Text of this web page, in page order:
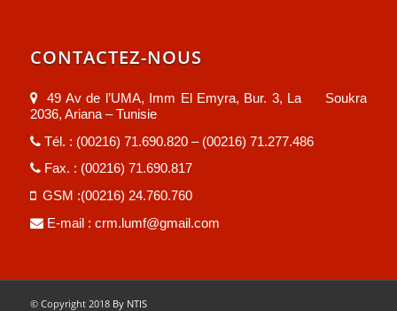
CONTACTEZ-NOUS
49 Av de l’UMA, Imm El Emyra, Bur. 3, La Soukra
2036, Ariana – Tunisie
Tél. : (00216) 71.690.820 – (00216) 71.277.486
Fax. : (00216) 71.690.817
GSM :(00216) 24.760.760
E-mail : crm.lumf@gmail.com
© Copyright 2018By NTIS